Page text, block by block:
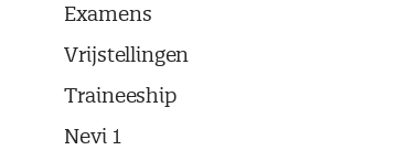
Examens
Vrijstellingen
Traineeship
Nevi 1